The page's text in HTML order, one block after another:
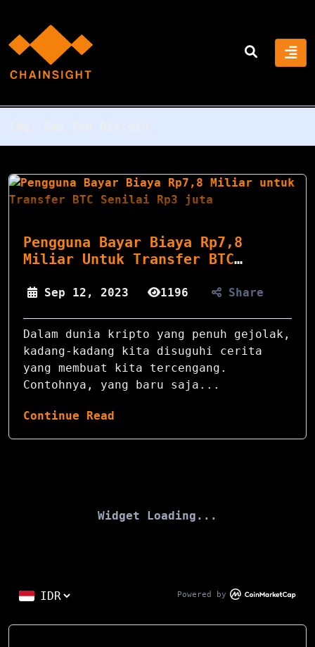
Pengguna Bayar Biaya Rp7,8
Miliar Untuk Transfer BTC
Sep 12, 2023 1196 Share
Dalam dunia kripto yang penuh gejolak,
kadang-kadang kita disuguhi cerita
yang membuat kita tercengang.
Contohnya, yang baru saja...
Continue Read
Widget Loading...
Powered by